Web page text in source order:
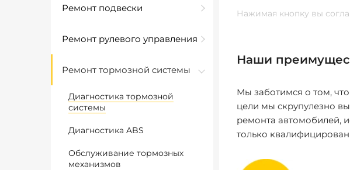
Ремонт подвески
Ремонт рулевого управления
Ремонт тормозной системы
Диагностика тормозной
системы
Диагностика ABS
Обслуживание тормозных
механизмов
Нажимая кнопку вы
Наши
Мы заботимся о том,
цели мы скрупулезно
ремонта автомобилей,
только